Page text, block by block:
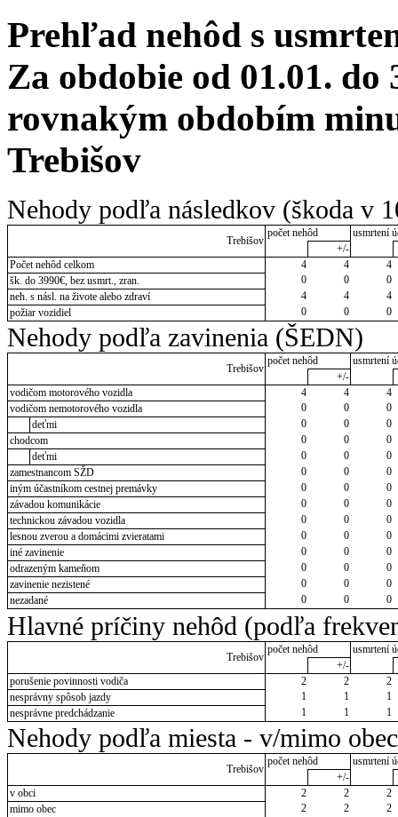
Prehľad nehôd s
Za obdobie od 01.01. do
rovnakým obdobím
Trebišov
Nehody podľa následkov (škoda v
Trebišov
počet nehôd
usmrtení
+/-
Počet nehôd celkom
4 4
4
šk. do 3990€, bez usmrt., zran.
0 0
0
neh. s násl. na živote alebo zdraví
4 4
4
požiar vozidiel
0 0 0
Nehody podľa zavinenia (ŠEDN)
Trebišov
počet nehôd
usmrtení
+/-
vodičom motorového vozidla
4 4
4
vodičom nemotorového vozidla
0 0
0
deťmi
0 0
0
chodcom
0 0
0
deťmi
0 0
0
zamestnancom SŽD
0 0
0
iným účastníkom cestnej premávky
0 0
0
závadou komunikácie
0 0
0
technickou závadou vozidla
0 0
0
lesnou zverou a domácimi zvieratami
0 0
0
iné zavinenie
0 0
0
odrazeným kameňom
0 0
0
zavinenie nezistené
0 0
0
nezadané
0 0 0
Hlavné príčiny nehôd (podľa
Trebišov
počet nehôd
usmrtení
+/-
porušenie povinnosti vodiča
2 2
2
nesprávny spôsob jazdy
1 1
1
nesprávne predchádzanie
1 1 1
Nehody podľa miesta - v/mimo obec
Trebišov
počet nehôd
usmrtení
+/-
v obci
2 2
2
mimo obec
2 2
2